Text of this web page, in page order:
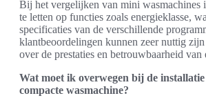
Bij het vergelijken van mini wasmachines
te letten op functies zoals energieklasse,
specificaties van de verschillende
klantbeoordelingen kunnen zeer nuttig zijn
over de prestaties en betrouwbaarheid van
Wat moet ik overwegen bij de installatie
compacte wasmachine?